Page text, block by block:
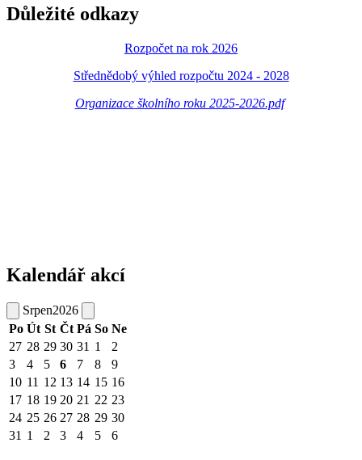
Důležité odkazy
Rozpočet na rok 2026
Střednědobý výhled rozpočtu 2024 - 2028
Organizace školního roku 2025-2026.pdf
Kalendář akcí
Srpen2026
Po Út St Čt Pá So Ne
27 28 29 30 31 1
2
3
4 5 6 7 8
9
10 11 12 13 14 15 16
17 18 19 20 21 22 23
24 25 26 27 28 29 30
31 1 2 3 4 5 6